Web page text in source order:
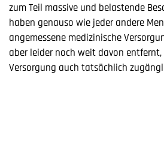
zum Teil massive und belastende
haben genauso wie jeder andere
angemessene medizinische
aber leider noch weit davon
Versorgung auch tatsächlich